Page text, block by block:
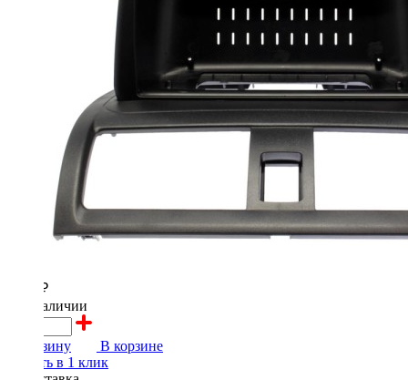
3600 ₽
в наличии
В корзину
В корзине
Купить в 1 клик